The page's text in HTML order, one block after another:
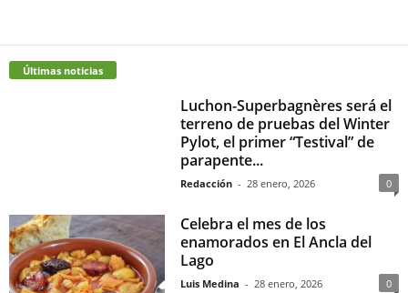
Últimas noticias
Luchon-Superbagnères será el
terreno de pruebas del Winter
Pylot, el primer “Testival” de
parapente...
Redacción - 28 enero, 2026 0
Celebra el mes de los
enamorados en El Ancla del
Lago
Luis Medina - 28 enero, 2026 0